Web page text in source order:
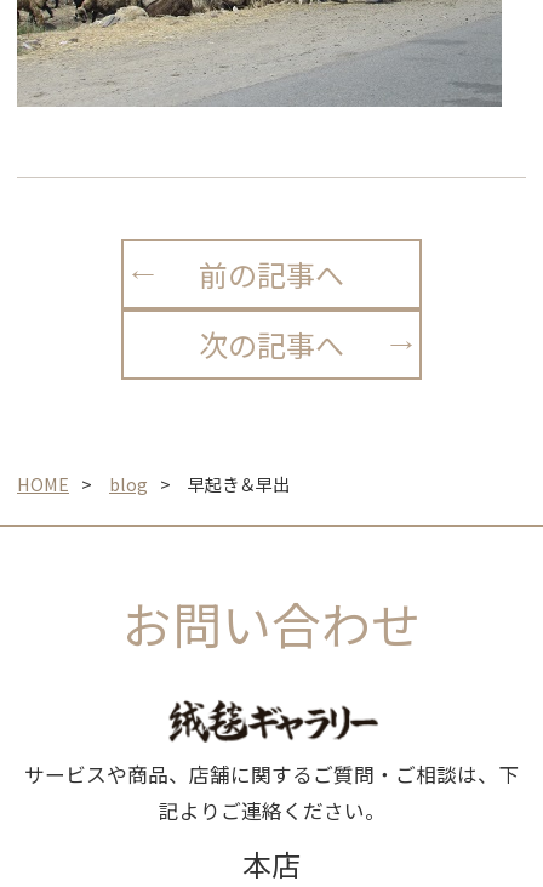
前の記事へ
次の記事へ
HOME blog 早起き＆早出
お問い合わせ
サービスや商品、店舗に関するご質問・ご相談は、下
記よりご連絡ください。
本店